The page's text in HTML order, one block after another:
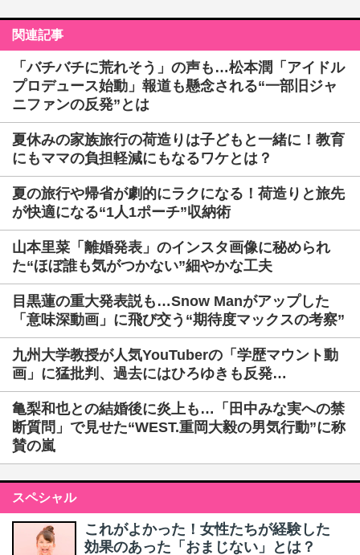
関連記事
「バチバチに荒れそう」の声も…松本潤「アイドル
プロデュース始動」報道も懸念される“一部旧ジャ
ニファンの反発”とは
夏休みの家族旅行の荷造りは子どもと一緒に！教育
にもママの負担軽減にもなるワケとは？
夏の旅行や帰省が劇的にラクになる！荷造りと旅先
が快適になる“1人1ポーチ”収納術
山本里菜「離婚発表」のインスタ画像に秘められ
た“ほぼ誰も気がつかない”細やかな工夫
目黒蓮の重大発表説も…Snow Manがアップした
「意味深動画」に飛び交う“期待度マックスの考察”
九州大学教授が人気YouTuberの「学歴マウント動
画」に猛批判、過去にはひろゆきも反発…
亀梨和也との結婚後に炎上も…「田中みな実への禁
断質問」で見せた“WEST.重岡大毅の男気行動”に称
賛の嵐
スペシャル
これがよかった！女性たちが経験した
効果のあった「おまじない」とは？